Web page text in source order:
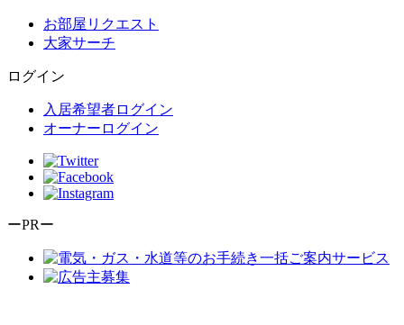
お部屋リクエスト
大家サーチ
ログイン
入居希望者ログイン
オーナーログイン
ーPRー